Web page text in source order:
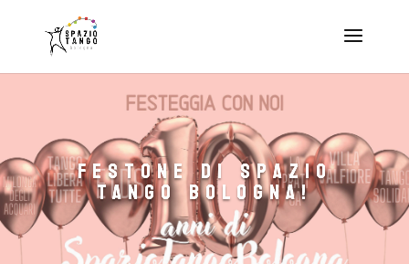
Festone di Spazio
Tango Bologna!